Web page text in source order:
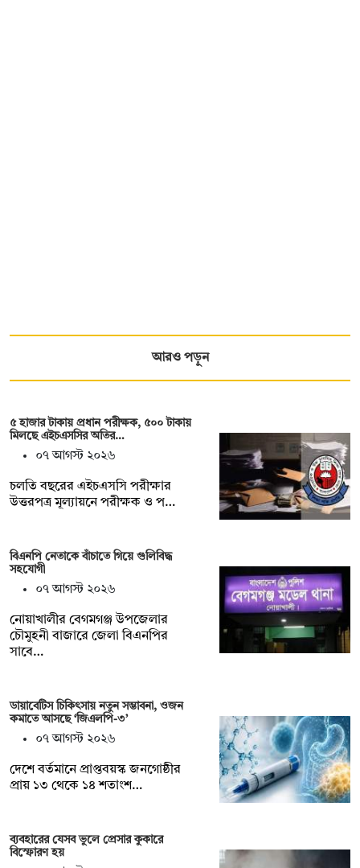
আরও পড়ুন
৫ হাজার টাকায় প্রধান পরীক্ষক, ৫০০ টাকায়
মিলছে এইচএসসির অতির…
০৭ আগস্ট ২০২৬
চলতি বছরের এইচএসসি পরীক্ষার
উত্তরপত্র মূল্যায়নে পরীক্ষক ও প…
বিএনপি নেতাকে বাঁচাতে গিয়ে গুলিবিদ্ধ
সহযোগী
০৭ আগস্ট ২০২৬
নোয়াখালীর বেগমগঞ্জ উপজেলার
চৌমুহনী বাজারে জেলা বিএনপির
সাবে…
ডায়াবেটিস চিকিৎসায় নতুন সম্ভাবনা, ওজন
কমাতে আসছে ‘জিএলপি-৩’
০৭ আগস্ট ২০২৬
দেশে বর্তমানে প্রাপ্তবয়স্ক জনগোষ্ঠীর
প্রায় ১৩ থেকে ১৪ শতাংশ…
ব্যবহারের যেসব ভুলে প্রেসার কুকারে
বিস্ফোরণ হয়